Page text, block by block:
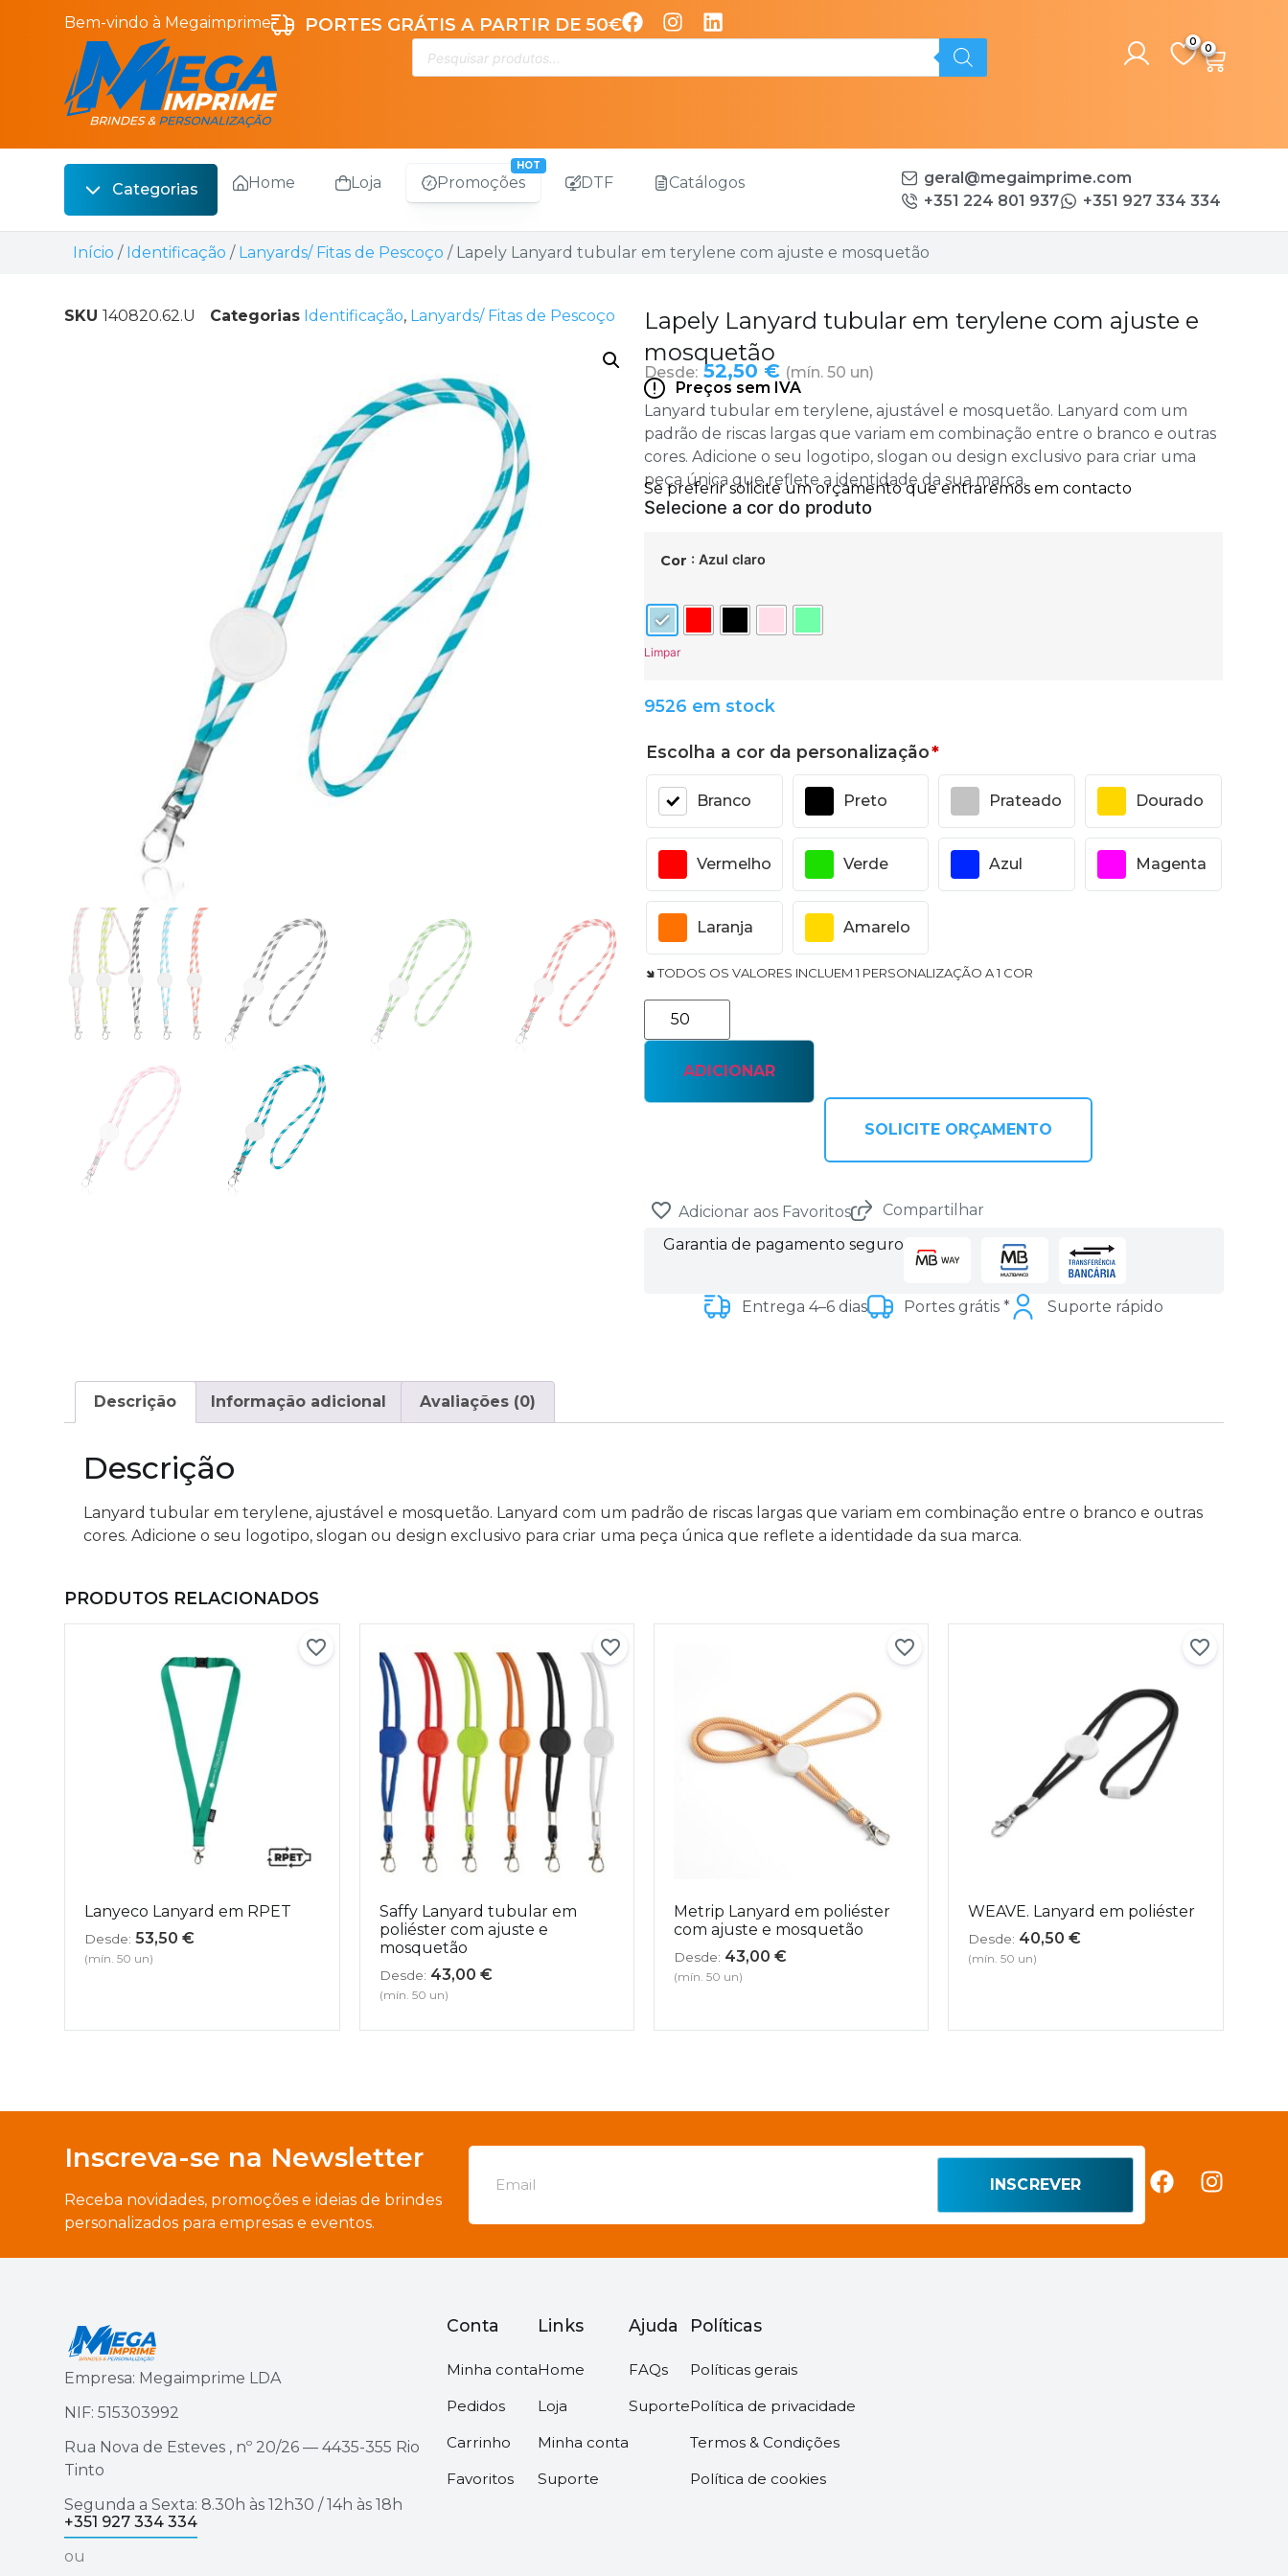
Bem-vindo à Megaimprime PORTES GRÁTIS A PARTIR DE 50€
0
Categorias
Escrita
Bebidas
Sacos
Home Loja Promoções DTF Catálogos
geral@megaimprime.com
+351 224 801 937
+351 927 334 334
Início / Identificação / Lanyards/ Fitas de Pescoço / Lapely Lanyard tubular em terylene com ajuste e mosquetão
SKU140820.62.U Categorias Identificação, Lanyards/ Fitas de Pescoço
Lapely Lanyard tubular em terylene com ajuste e
mosquetão
Desde: 52,50 € (mín. 50 un)
Preços sem IVA
Lanyard tubular em terylene, ajustável e mosquetão. Lanyard com um
padrão de riscas largas que variam em combinação entre o branco e outras
cores. Adicione o seu logotipo, slogan ou design exclusivo para criar uma
peça única que reflete a identidade da sua marca.
Cor : Azul claro
Limpar
9526 em stock
Escolha a cor da personalização*
Branco Preto Prateado Dourado
Vermelho Verde Azul Magenta
Laranja Amarelo
🢆 TODOS OS VALORES INCLUEM 1 PERSONALIZAÇÃO A 1 COR
ADICIONAR
SOLICITE ORÇAMENTO
Adicionar aos Favoritos
Compartilhar
Garantia de pagamento seguro
Entrega 4–6 dias Portes grátis * Suporte rápido
Descrição Informação adicional Avaliações (0)
Descrição
Lanyard tubular em terylene, ajustável e mosquetão. Lanyard com um padrão de riscas largas que variam em combinação entre o branco e outras
cores. Adicione o seu logotipo, slogan ou design exclusivo para criar uma peça única que reflete a identidade da sua marca.
PRODUTOS RELACIONADOS
Lanyeco Lanyard em RPET
Desde: 53,50€
(mín. 50 un)
Saffy Lanyard tubular em
poliéster com ajuste e
mosquetão
Desde: 43,00 €
(mín. 50 un)
Metrip Lanyard em poliéster
com ajuste e mosquetão
Desde: 43,00 €
(mín. 50 un)
WEAVE. Lanyard em poliéster
Desde: 40,50€
(mín. 50 un)
Inscreva-se na Newsletter
Receba novidades, promoções e ideias de brindes
personalizados para empresas e eventos.
INSCREVER
Empresa: Megaimprime LDA
NIF: 515303992
Rua Nova de Esteves , nº 20/26 — 4435-355 Rio
Tinto
Segunda a Sexta: 8.30h às 12h30 / 14h às 18h
+351 927 334 334
ou
Conta
Minha conta
Pedidos
Carrinho
Favoritos
Links
Home
Loja
Minha conta
Suporte
Ajuda
FAQs
Suporte
Políticas
Políticas gerais
Política de privacidade
Termos & Condições
Política de cookies